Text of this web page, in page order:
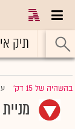
ראשי תיק
בהשהיה של 15 דק' |